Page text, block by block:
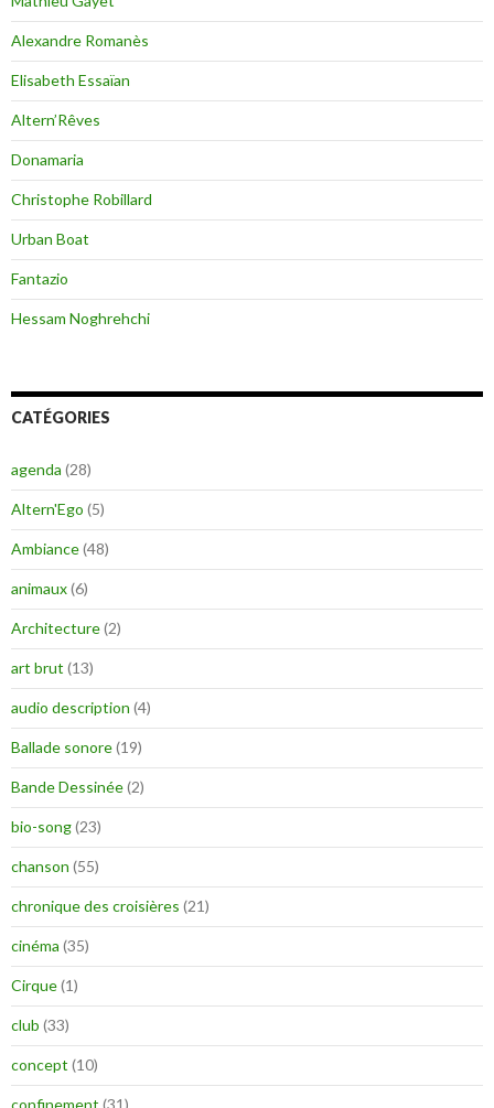
Alexandre Romanès
Elisabeth Essaïan
Altern’Rêves
Donamaria
Christophe Robillard
Urban Boat
Fantazio
Hessam Noghrehchi
CATÉGORIES
agenda (28)
Altern'Ego (5)
Ambiance(48)
animaux(6)
Architecture(2)
art brut (13)
audio description (4)
Ballade sonore(19)
Bande Dessinée(2)
bio-song(23)
chanson (55)
chronique des croisières (21)
cinéma (35)
Cirque(1)
club (33)
concept (10)
confinement (31)